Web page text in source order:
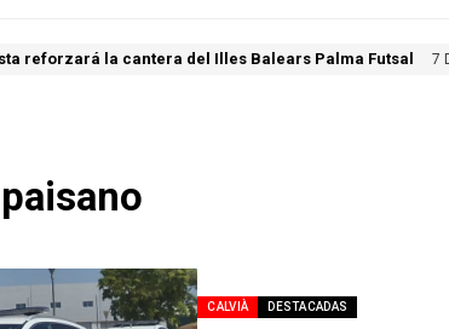
reforzará la cantera del Illes Balears Palma Futsal 7
CALVIÀ DESTACADAS